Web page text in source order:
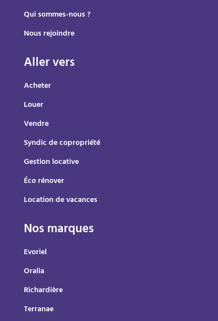
Qui sommes-nous ?
Nous rejoindre
Aller vers
Acheter
Louer
Vendre
Syndic de copropriété
Gestion locative
Éco rénover
Location de vacances
Nos marques
Evoriel
Oralia
Richardière
Terranae